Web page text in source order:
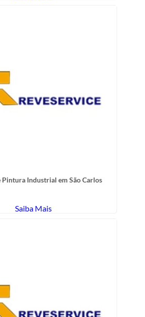
Pintura Industrial em São Carlos
Saiba Mais